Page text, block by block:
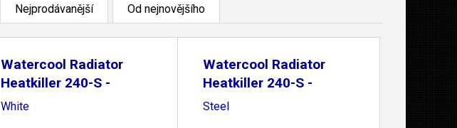
Nejprodávanější Od nejnovějšího
Watercool Radiator
Heatkiller 240-S -
White
Watercool Radiator
Heatkiller 240-S -
Steel